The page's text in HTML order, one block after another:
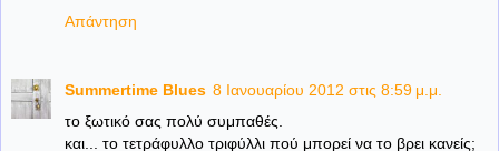
Απάντηση
Summertime Blues 8 Ιανουαρίου 2012 στις 8:59 μ.μ.
το ξωτικό σας πολύ συμπαθές.
και... το τετράφυλλο τριφύλλι πού μπορεί να το βρει κανείς;